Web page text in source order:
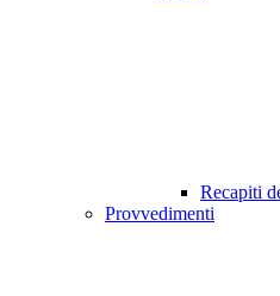
Recapiti
Provvedimenti